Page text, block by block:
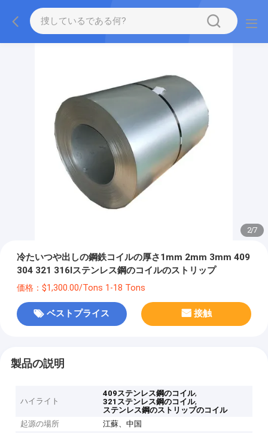
2/7
冷たいつや出しの鋼鉄コイルの厚さ1mm 2mm 3mm 409
304 321 316lステンレス鋼のコイルのストリップ
価格：$1,300.00/Tons 1-18 Tons
ベストプライス 接触
製品の説明
ハイライト
409ステンレス鋼のコイル,
321ステンレス鋼のコイル,
ステンレス鋼のストリップのコイル
起源の場所
江蘇、中国